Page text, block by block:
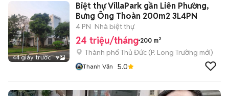
44 giây trước 9
Biệt thự VillaPark gần Liên Phường,
Bưng Ông Thoàn 200m2 3L4PN
4 PN Nhà biệt thự
24 triệu/tháng 200 m²
Thành phố Thủ Đức (P. Long Trường mới)
Thanh Văn 5.0